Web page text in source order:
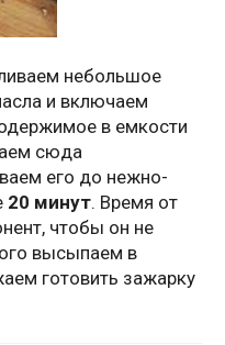
небольшое
и включаем
в емкости
сюда
его до нежно-
20 минут. Время от
чтобы он не
высыпаем в
готовить зажарку